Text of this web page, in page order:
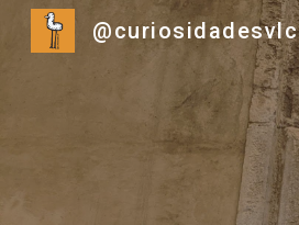
@curiosidadesvlc